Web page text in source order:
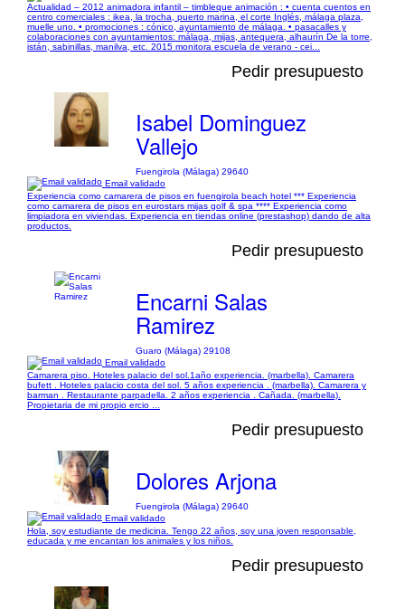
Actualidad – 2012 animadora infantil – timbleque animación : • cuenta cuentos en
centro comerciales : ikea, la trocha, puerto marina, el corte Inglés, málaga plaza,
muelle uno. • promociones : cónico, ayuntamiento de málaga. • pasacalles y
colaboraciones con ayuntamientos: málaga, mijas, antequera, alhaurín De la torre,
istán, sabinillas, manilva, etc. 2015 monitora escuela de verano - cei...
Pedir presupuesto
Isabel Dominguez
Vallejo
Fuengirola (Málaga) 29640
Email validado
Experiencia como camarera de pisos en fuengirola beach hotel *** Experiencia
como camarera de pisos en eurostars mijas golf & spa **** Experiencia como
limpiadora en viviendas. Experiencia en tiendas online (prestashop) dando de alta
productos.
Pedir presupuesto
Encarni Salas
Ramirez
Guaro (Málaga) 29108
Email validado
Camarera piso. Hoteles palacio del sol.1año experiencia. (marbella). Camarera
bufett . Hoteles palacio costa del sol. 5 años experiencia . (marbella). Camarera y
barman . Restaurante parpadella. 2 años experiencia . Cañada. (marbella).
Propietaria de mi propio ercio ...
Pedir presupuesto
Dolores Arjona
Fuengirola (Málaga) 29640
Email validado
Hola, soy estudiante de medicina. Tengo 22 años, soy una joven responsable,
educada y me encantan los animales y los niños.
Pedir presupuesto